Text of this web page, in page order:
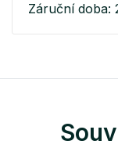
Záruční doba: